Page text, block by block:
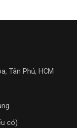
Tân Phú, HCM
có)